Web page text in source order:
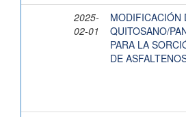
2025-
02-01
MODIFICACIÓN
QUITOSANO/
PARA LA
DE